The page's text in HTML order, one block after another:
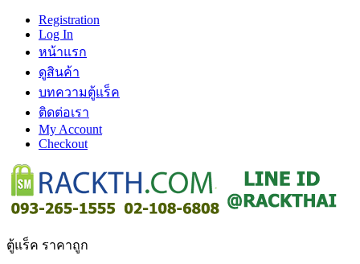
Registration
Log In
หน้าแรก
ดูสินค้า
บทความตู้แร็ค
ติดต่อเรา
My Account
Checkout
ตู้แร็ค ราคาถูก